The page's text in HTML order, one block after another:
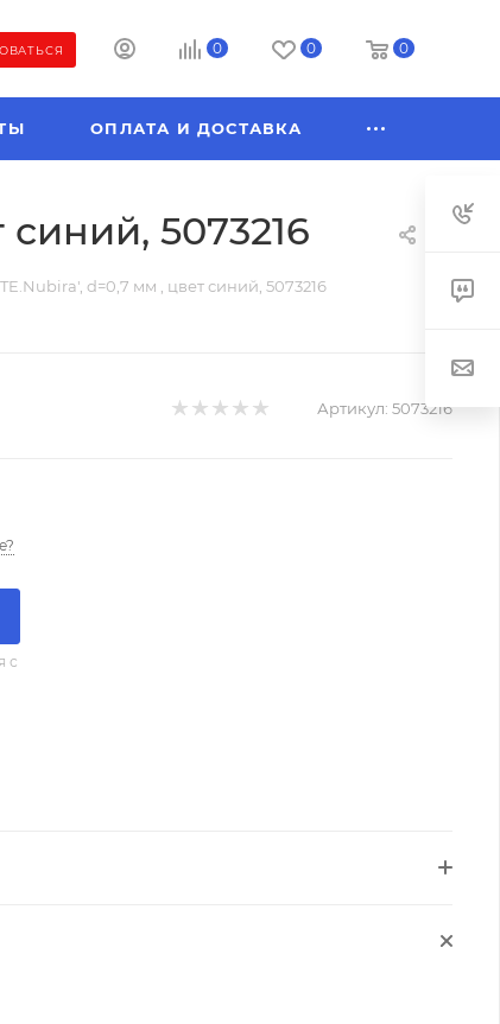
0 0 0
ОПЛАТА И ДОСТАВКА
5073216
d=0,7 мм , цвет синий, 5073216
Артикул: 5073216
с